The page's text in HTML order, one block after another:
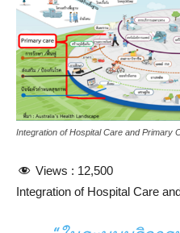
Integration of Hospital Care and Primary
Views : 12,500
Integration of Hospital Care